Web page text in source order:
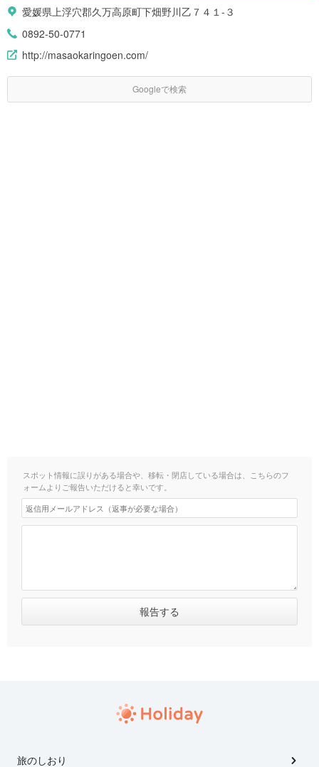
愛媛県上浮穴郡久万高原町下畑野川乙７４１-３
0892-50-0771
http://masaokaringoen.com/
Googleで検索
スポット情報に誤りがある場合や、移転・閉店している場合は、こちらのフ
ォームよりご報告いただけると幸いです。
旅のしおり